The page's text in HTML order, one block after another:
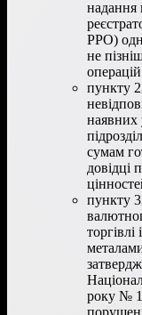
надання
РРО)
не
пункту
наявних
сумам
довідці
пункту
року № 1